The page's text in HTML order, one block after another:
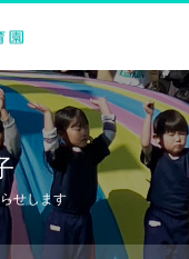
せします